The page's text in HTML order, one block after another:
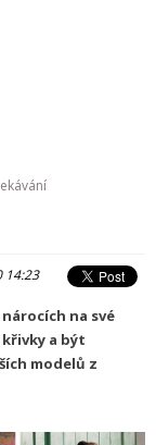
14:23
na své
a být
modelů z